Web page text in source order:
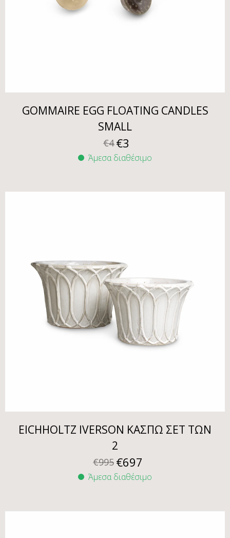
GOMMAIRE EGG FLOATING CANDLES
SMALL
€4 €3
Άμεσα διαθέσιμο
EICHHOLTZ IVERSON ΚΑΣΠΩ ΣΕΤ ΤΩΝ
2
€995 €697
Άμεσα διαθέσιμο